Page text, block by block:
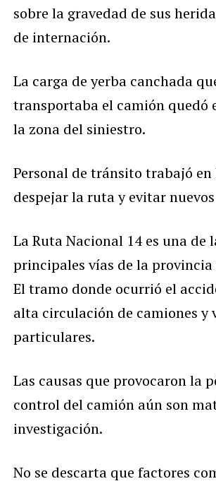
sobre la gravedad de sus
de internación.
La carga de yerba canchada
transportaba el camión quedó
la zona del siniestro.
Personal de tránsito trabajó en
despejar la ruta y evitar
La Ruta Nacional 14 es una de
principales vías de la provincia
El tramo donde ocurrió el
alta circulación de camiones y
particulares.
Las causas que provocaron la
control del camión aún son
investigación.
No se descarta que factores